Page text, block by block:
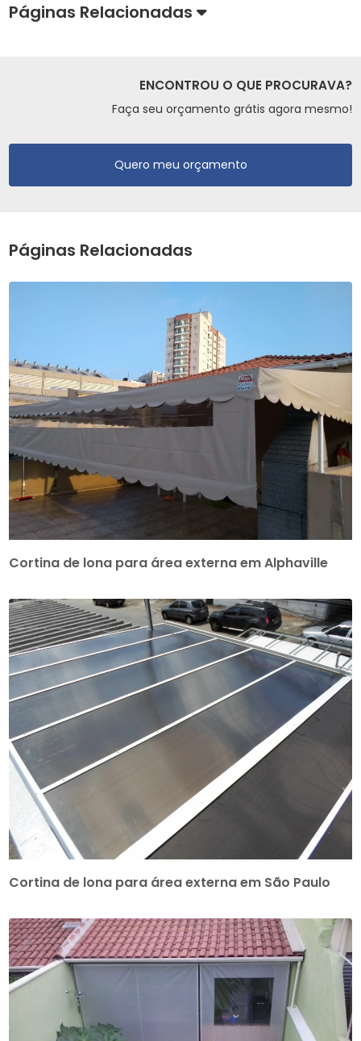
Páginas Relacionadas
ENCONTROU O QUE PROCURAVA?
Faça seu orçamento grátis agora mesmo!
Quero meu orçamento
Páginas Relacionadas
Cortina de lona para área externa em Alphaville
Cortina de lona para área externa em São Paulo